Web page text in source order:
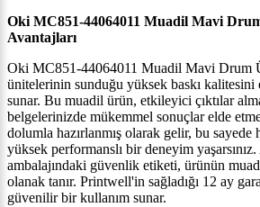
Oki MC851-44064011 Muadil Mavi
Avantajları
Oki MC851-44064011 Muadil Mavi Drum
ünitelerinin sunduğu yüksek baskı
sunar. Bu muadil ürün, etkileyici çıktılar
belgelerinizde mükemmel sonuçlar elde
dolumla hazırlanmış olarak gelir, bu sayede
yüksek performanslı bir deneyim
ambalajındaki güvenlik etiketi, ürünün
olanak tanır. Printwell'in sağladığı 12 ay
güvenilir bir kullanım sunar.